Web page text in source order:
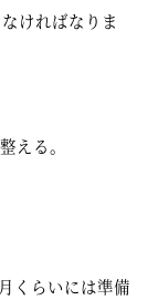
ければなりま
える。
くらいには準備